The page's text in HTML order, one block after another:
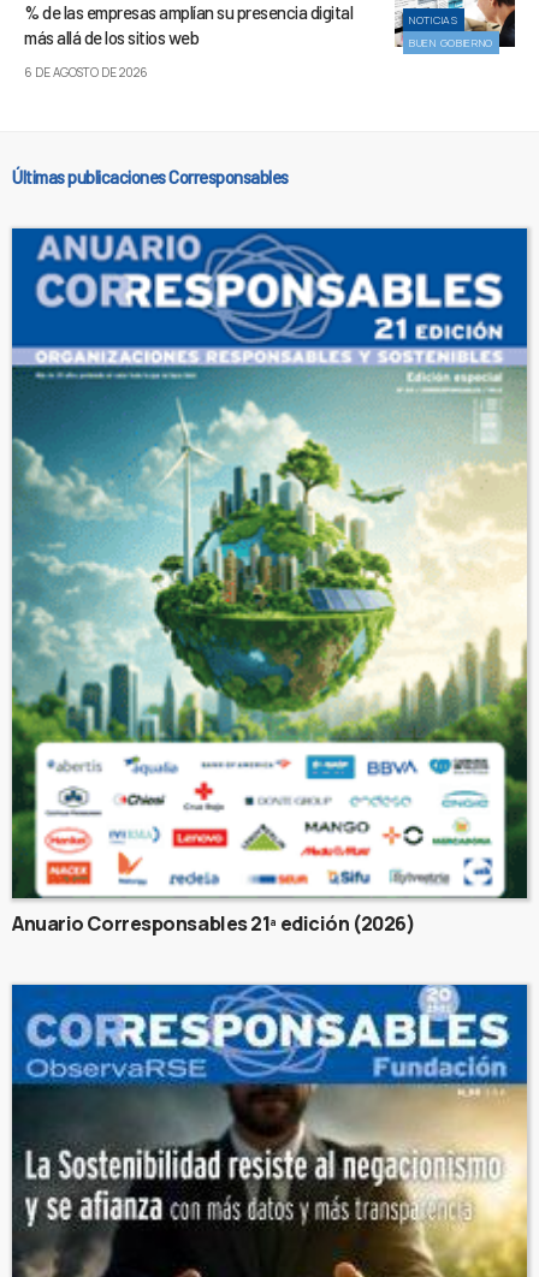
NOTICIAS
BUEN GOBIERNO
% de las empresas amplían su presencia digital
más allá de los sitios web
6 DE AGOSTO DE 2026
Últimas publicaciones Corresponsables
Anuario Corresponsables 21ª edición (2026)